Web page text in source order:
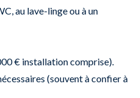
au lave-linge ou à un
€ installation comprise).
(souvent à confier à